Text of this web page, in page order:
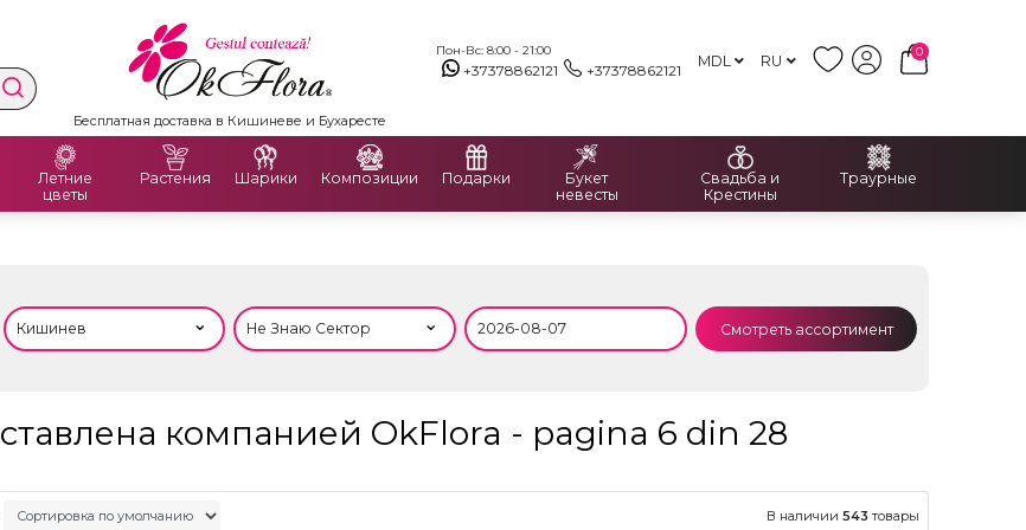
Пон-Вс: 8:00 - 21:00
+37378862121 +37378862121 MDL RU
0
Бесплатная доставка в Кишиневе и Бухаресте
Летние
цветы
Растения Шарики Композиции Подарки
Букет
невесты
Свадьба и
Крестины
Траурные
Смотреть ассортимент
​​компанией OkFlora - pagina 6 din 28
В наличии 543 товары